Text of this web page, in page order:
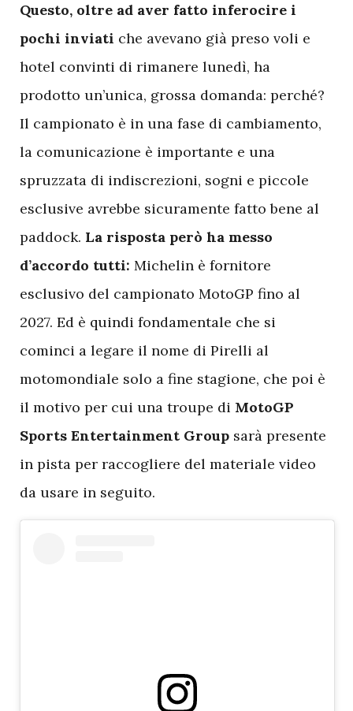
Questo, oltre ad aver fatto inferocire i
pochi inviati che avevano già preso voli e
hotel convinti di rimanere lunedì, ha
prodotto un’unica, grossa domanda: perché?
Il campionato è in una fase di cambiamento,
la comunicazione è importante e una
spruzzata di indiscrezioni, sogni e piccole
esclusive avrebbe sicuramente fatto bene al
paddock. La risposta però ha messo
d’accordo tutti: Michelin è fornitore
esclusivo del campionato MotoGP fino al
2027. Ed è quindi fondamentale che si
cominci a legare il nome di Pirelli al
motomondiale solo a fine stagione, che poi è
il motivo per cui una troupe di MotoGP
Sports Entertainment Group sarà presente
in pista per raccogliere del materiale video
da usare in seguito.